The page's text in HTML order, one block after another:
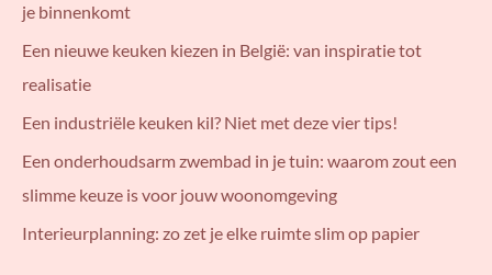
je binnenkomt
Een nieuwe keuken kiezen in België: van inspiratie tot
realisatie
Een industriële keuken kil? Niet met deze vier tips!
Een onderhoudsarm zwembad in je tuin: waarom zout een
slimme keuze is voor jouw woonomgeving
Interieurplanning: zo zet je elke ruimte slim op papier